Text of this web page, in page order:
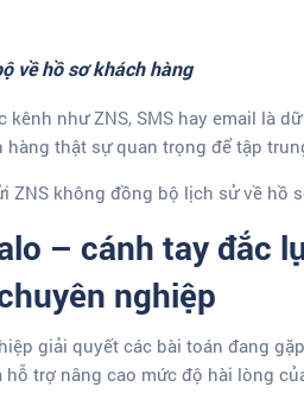
về hồ sơ khách hàng
như ZNS, SMS hay email là
thật sự quan trọng để tập
ZNS không đồng bộ lịch sử về hồ
– cánh tay đắc
nghiệp
giải quyết các bài toán đang
trợ nâng cao mức độ hài lòng